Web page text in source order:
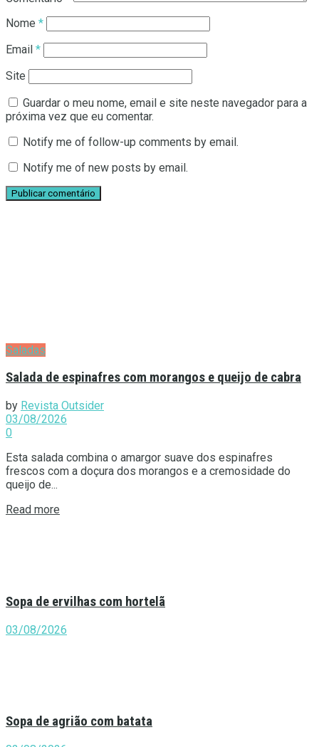
Nome *
Email *
Site
Guardar o meu nome, email e site neste navegador para a
próxima vez que eu comentar.
Notify me of follow-up comments by email.
Notify me of new posts by email.
Saladas
Salada de espinafres com morangos e queijo de cabra
by Revista Outsider
03/08/2026
0
Esta salada combina o amargor suave dos espinafres
frescos com a doçura dos morangos e a cremosidade do
queijo de...
Read more
Sopa de ervilhas com hortelã
03/08/2026
Sopa de agrião com batata